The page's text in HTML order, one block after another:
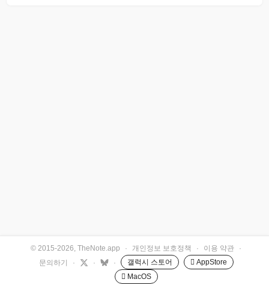
© 2015-2026, TheNote.app · 개인정보 보호정책 · 이용 약관
·
문의하기
· · · 갤럭시 스토어
 AppStore
 MacOS